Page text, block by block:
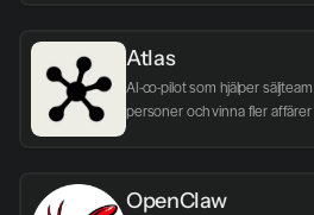
Atlas
AI-co-pilot som hjälper
personer och vinna fler
OpenClaw